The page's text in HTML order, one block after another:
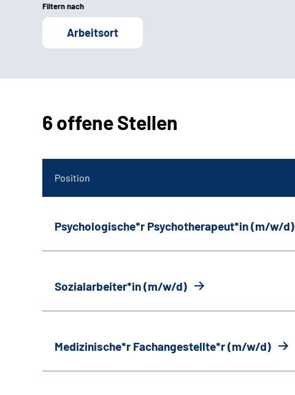
Filtern nach
Arbeitsort
6 offene Stellen
Position
Psychologische*r Psychotherapeut*in (m/w/d)
Sozialarbeiter*in (m/w/d)
Medizinische*r Fachangestellte*r (m/w/d)